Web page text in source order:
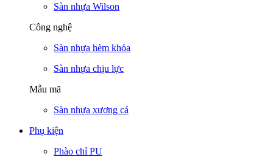
Sàn nhựa Wilson
Công nghệ
Sàn nhựa hèm khóa
Sàn nhựa chịu lực
Mẫu mã
Sàn nhựa xương cá
Phụ kiện
Phào chỉ PU